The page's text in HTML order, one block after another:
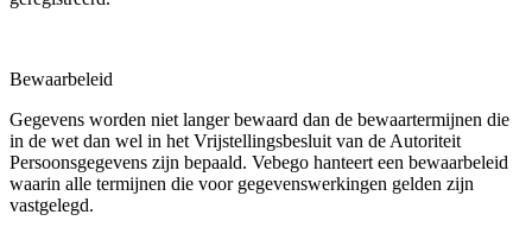
Bewaarbeleid
Gegevens worden niet langer bewaard dan de bewaartermijnen die
in de wet dan wel in het Vrijstellingsbesluit van de Autoriteit
Persoonsgegevens zijn bepaald. Vebego hanteert een bewaarbeleid
waarin alle termijnen die voor gegevenswerkingen gelden zijn
vastgelegd.